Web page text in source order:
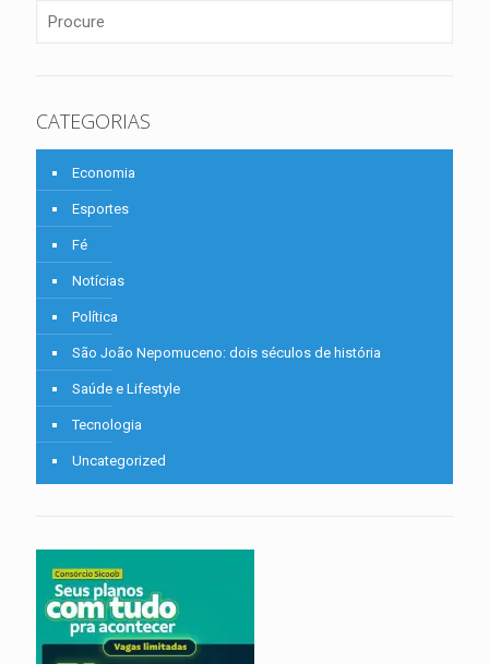
CATEGORIAS
Economia
Esportes
Fé
Notícias
Política
São João Nepomuceno: dois séculos de história
Saúde e Lifestyle
Tecnologia
Uncategorized